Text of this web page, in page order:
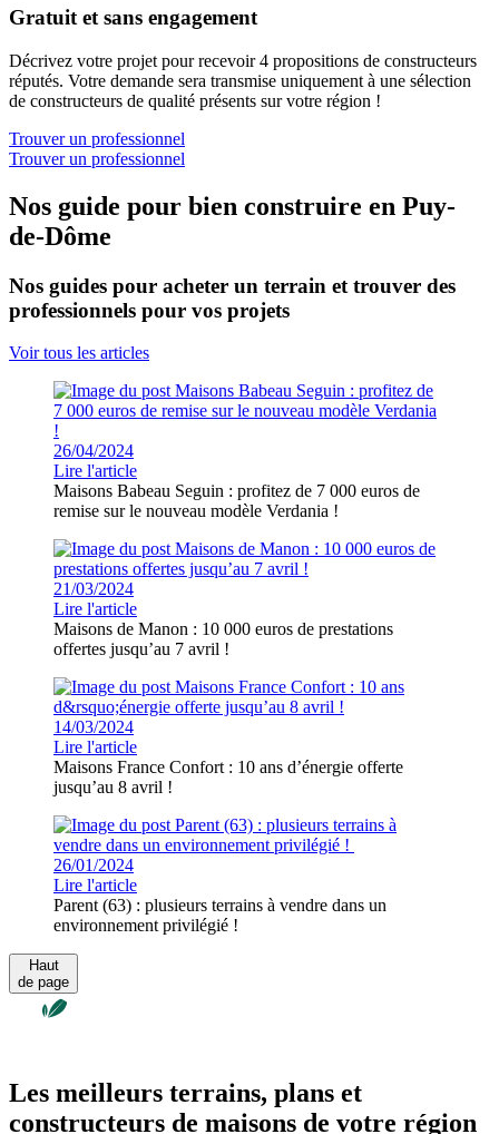
Gratuit et sans engagement
Décrivez votre projet pour recevoir 4 propositions de constructeurs
réputés. Votre demande sera transmise uniquement à une sélection
de constructeurs de qualité présents sur votre région !
Trouver un professionnel
Trouver un professionnel
Nos guide pour bien construire en Puy-
de-Dôme
Nos guides pour acheter un terrain et trouver des
professionnels pour vos projets
Voir tous les articles
26/04/2024
Lire l'article
Maisons Babeau Seguin : profitez de 7 000 euros de
remise sur le nouveau modèle Verdania !
21/03/2024
Lire l'article
Maisons de Manon : 10 000 euros de prestations
offertes jusqu’au 7 avril !
14/03/2024
Lire l'article
Maisons France Confort : 10 ans d’énergie offerte
jusqu’au 8 avril !
26/01/2024
Lire l'article
Parent (63) : plusieurs terrains à vendre dans un
environnement privilégié !
Haut
de page
Les meilleurs terrains, plans et
constructeurs de maisons de votre région